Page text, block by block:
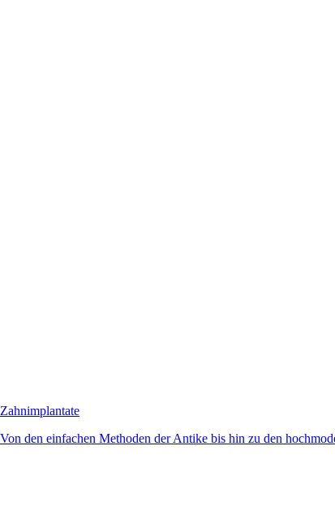
Zahnimplantate
Von den einfachen Methoden der Antike bis hin zu den